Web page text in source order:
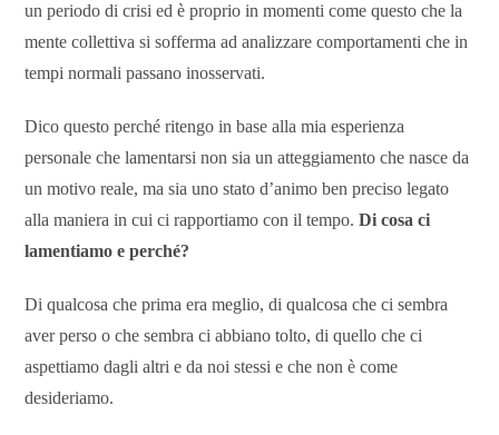
un periodo di crisi ed è proprio in momenti come questo che la
mente collettiva si sofferma ad analizzare comportamenti che in
tempi normali passano inosservati.
Dico questo perché ritengo in base alla mia esperienza
personale che lamentarsi non sia un atteggiamento che nasce da
un motivo reale, ma sia uno stato d’animo ben preciso legato
alla maniera in cui ci rapportiamo con il tempo.Di cosa ci
lamentiamo e perché?
Di qualcosa che prima era meglio, di qualcosa che ci sembra
aver perso o che sembra ci abbiano tolto, di quello che ci
aspettiamo dagli altri e da noi stessi e che non è come
desideriamo.